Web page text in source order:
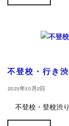
不登校・行き
2021年10月2日
不登校・登校渋り